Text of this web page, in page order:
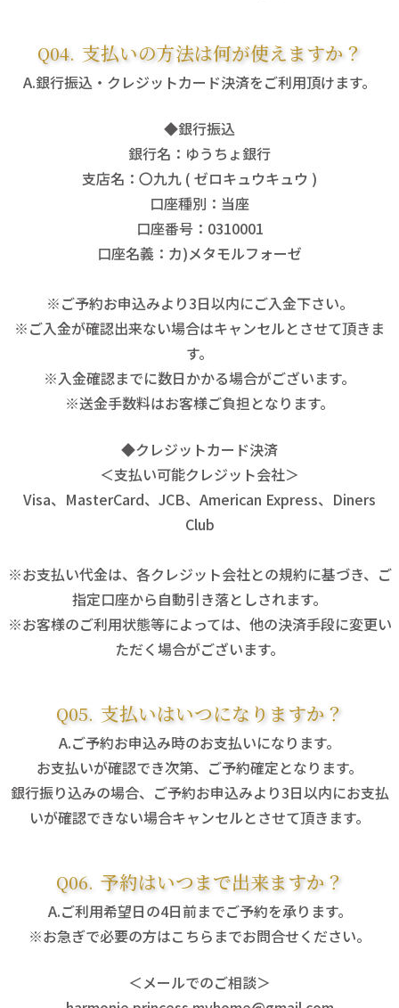
支払いの方法は何が使えますか？
銀行振込・クレジットカード決済をご利用頂けます。
◆銀行振込
銀行名：ゆうちょ銀行
支店名：〇九九 ( ゼロキュウキュウ )
口座種別：当座
口座番号：0310001
口座名義：カ)メタモルフォーゼ
※ご予約お申込みより3日以内にご入金下さい。
※ご入金が確認出来ない場合はキャンセルとさせて頂きま
す。
※入金確認までに数日かかる場合がございます。
※送金手数料はお客様ご負担となります。
◆クレジットカード決済
＜支払い可能クレジット会社＞
Visa、MasterCard、JCB、American Express、Diners
Club
※お支払い代金は、各クレジット会社との規約に基づき、ご
指定口座から自動引き落としされます。
※お客様のご利用状態等によっては、他の決済手段に変更い
ただく場合がございます。
支払いはいつになりますか？
ご予約お申込み時のお支払いになります。
お支払いが確認でき次第、ご予約確定となります。
銀行振り込みの場合、ご予約お申込みより3日以内にお支払
いが確認できない場合キャンセルとさせて頂きます。
予約はいつまで出来ますか？
ご利用希望日の4日前までご予約を承ります。
※お急ぎで必要の方はこちらまでお問合せください。
＜メールでのご相談＞